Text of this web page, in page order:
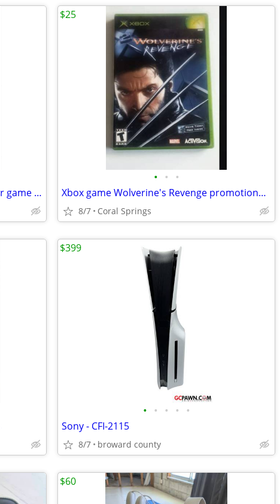
Vintage electronic checkers computer game in working condition
• • •
Xbox game Wolverine's Revenge promotional copy with movie ticket offer on it.
8/7 Coral Springs
$25
• • • • •
Sony - CFI-2115
8/7 broward county
$399
$60